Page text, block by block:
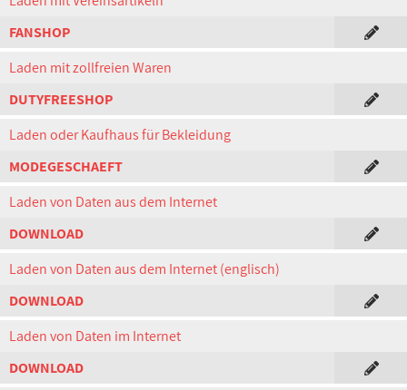
FANSHOP
Laden mit zollfreien Waren
DUTYFREESHOP
Laden oder Kaufhaus für Bekleidung
MODEGESCHAEFT
Laden von Daten aus dem Internet
DOWNLOAD
Laden von Daten aus dem Internet (englisch)
DOWNLOAD
Laden von Daten im Internet
DOWNLOAD